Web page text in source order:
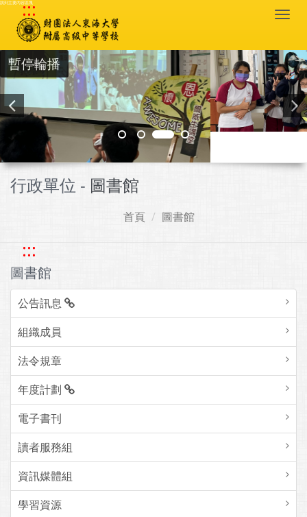
跳到主要內容區塊
:::
暫停輪播
行政單位 - 圖書館
首頁 圖書館
:::
圖書館
公告訊息
組織成員
法令規章
年度計劃
電子書刊
讀者服務組
資訊媒體組
學習資源